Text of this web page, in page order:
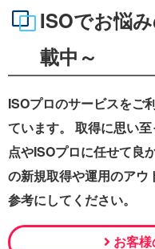
ISOでお悩
載中～
ISOプロのサービスをご
ています。 取得に思い
点やISOプロに任せて良
の新規取得や運用のアウ
参考にしてください。
お客